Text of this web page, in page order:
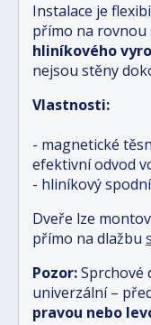
Instalace je
přímo na rovnou
hliníkového
nejsou stěny
Vlastnosti:
- magnetické
efektivní odvod
- hliníkový
Dveře lze
přímo na dlažbu
Pozor:Sprchové
univerzální –
pravou nebo